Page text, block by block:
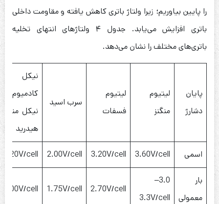
را پایین بیاوریم؛ زیرا ولتاژ باتری کاهش یافته و مقاومت داخلی
باتری افزایش می‌یابد. جدول ۴ ولتاژهای انتهای تخلیه
باتری‌های مختلف را نشان می‌دهد.
پایان
دشارژ
لیتیوم
منگنز
لیتیوم
فسفات
سرب اسید
نیکل
کادمیوم/
نیکل منگنز
هیدرید
اسمی 3.60V/cell
3.20V/cell
2.00V/cell
1.20V/cell
بار
معمولی
3.0–
3.3V/cell
2.70V/cell
1.75V/cell
1.00V/cell